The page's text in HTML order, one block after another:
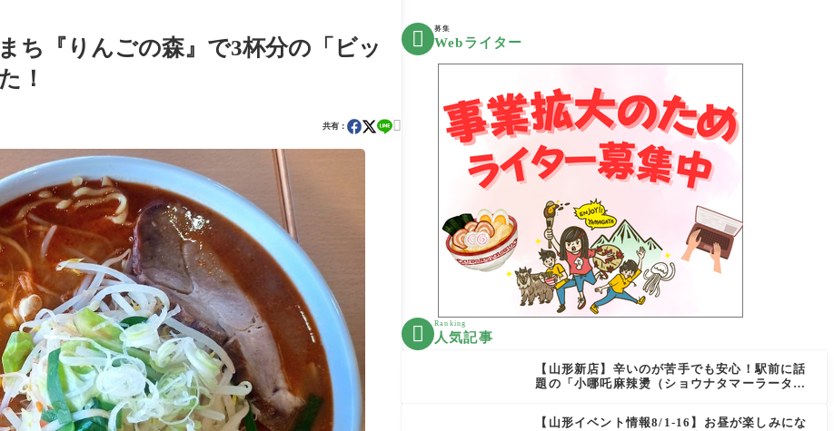
ち『りんごの森』で3杯分の「ビッ
！
共有： 
 募集
Webライター
 Ranking
人気記事
【山形新店】辛いのが苦手でも安心！駅前に話
題の「小哪吒麻辣燙（ショウナタマーラータ
【山形イベント情報8/1-16】お昼が楽しみにな